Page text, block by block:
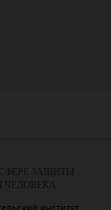
ЗАЩИТЫ
ЧЕЛОВЕКА
институт